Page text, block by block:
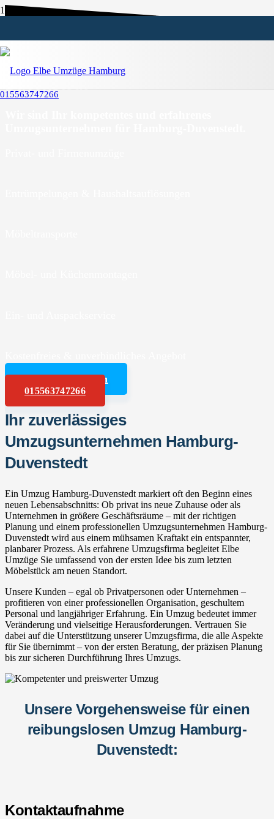
015563747266
Umzugsunternehmen Hamburg-
Angebot anfordern
015563747266
Ihr zuverlässiges
Umzugsunternehmen Hamburg-
Duvenstedt
Ein Umzug Hamburg-Duvenstedt markiert oft den Beginn eines
neuen Lebensabschnitts: Ob privat ins neue Zuhause oder als
Unternehmen in größere Geschäftsräume – mit der richtigen
Planung und einem professionellen Umzugsunternehmen Hamburg-
Duvenstedt wird aus einem mühsamen Kraftakt ein entspannter,
planbarer Prozess. Als erfahrene Umzugsfirma begleitet Elbe
Umzüge Sie umfassend von der ersten Idee bis zum letzten
Möbelstück am neuen Standort.
Unsere Kunden – egal ob Privatpersonen oder Unternehmen –
profitieren von einer professionellen Organisation, geschultem
Personal und langjähriger Erfahrung. Ein Umzug bedeutet immer
Veränderung und vielseitige Herausforderungen. Vertrauen Sie
dabei auf die Unterstützung unserer Umzugsfirma, die alle Aspekte
für Sie übernimmt – von der ersten Beratung, der präzisen Planung
bis zur sicheren Durchführung Ihres Umzugs.
Unsere Vorgehensweise für einen
reibungslosen Umzug Hamburg-
Duvenstedt:
Kontaktaufnahme